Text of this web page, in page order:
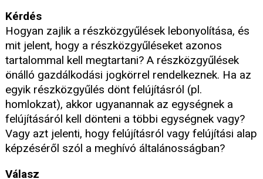
Kérdés
Hogyan zajlik a részközgyűlések lebonyolítása, és
mit jelent, hogy a részközgyűléseket azonos
tartalommal kell megtartani? A részközgyűlések
önálló gazdálkodási jogkörrel rendelkeznek. Ha az
egyik részközgyűlés dönt felújításról (pl.
homlokzat), akkor ugyanannak az egységnek a
felújításáról kell dönteni a többi egységnek vagy?
Vagy azt jelenti, hogy felújításról vagy felújítási alap
képzéséről szól a meghívó általánosságban?
Válasz